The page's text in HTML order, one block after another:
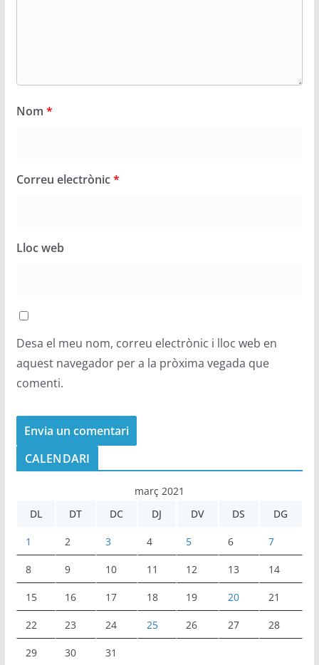
Nom *
Correu electrònic*
Lloc web
Desa el meu nom, correu electrònic i lloc web en
aquest navegador per a la pròxima vegada que
comenti.
CALENDARI
març 2021
DL
DT DC DJ DV DS DG
1 2 3 4 5 6 7
8 9 10 11 12 13 14
15 16 17 18 19 20 21
22 23 24 25 26 27 28
29 30 31